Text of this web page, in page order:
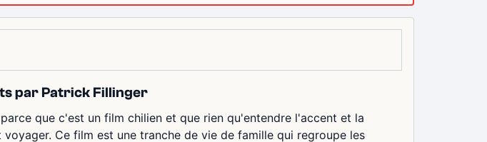
par Patrick Fillinger
que c'est un film chilien et que rien qu'entendre l'accent et la
Ce film est une tranche de vie de famille qui regroupe les